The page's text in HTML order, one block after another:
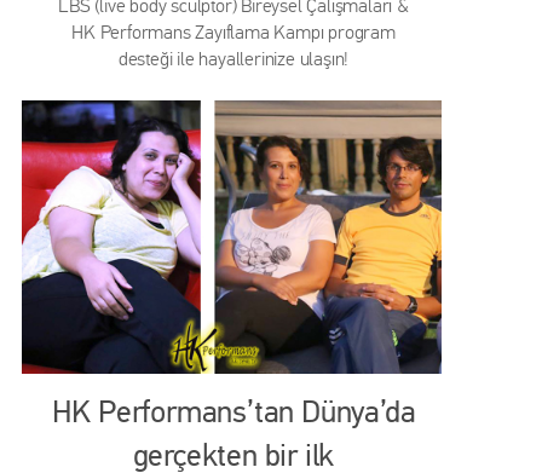
LBS (live body sculptor) Bireysel Çalışmaları &
HK Performans Zayıflama Kampı program
desteği ile hayallerinize ulaşın!
HK Performans’tan Dünya’da
gerçekten bir ilk